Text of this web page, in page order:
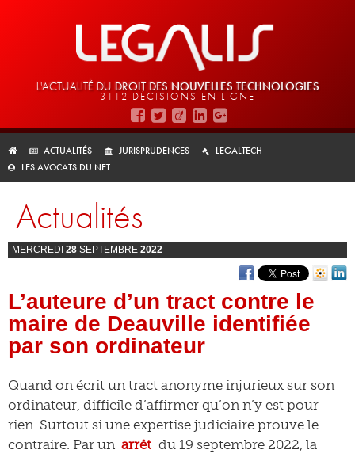
L'ACTUALITÉ DU DROIT DES NOUVELLES TECHNOLOGIES
3112 DÉCISIONS EN LIGNE
ACTUALITÉS JURISPRUDENCES
LEGALTECH
LES AVOCATS DU NET
Actualités
MERCREDI 28 SEPTEMBRE 2022
L’auteure d’un tract contre le
maire de Deauville identifiée
par son ordinateur
Quand on écrit un tract anonyme injurieux sur son
ordinateur, difficile d’affirmer qu’on n’y est pour
rien. Surtout si une expertise judiciaire prouve le
contraire. Par un arrêt du 19 septembre 2022, la